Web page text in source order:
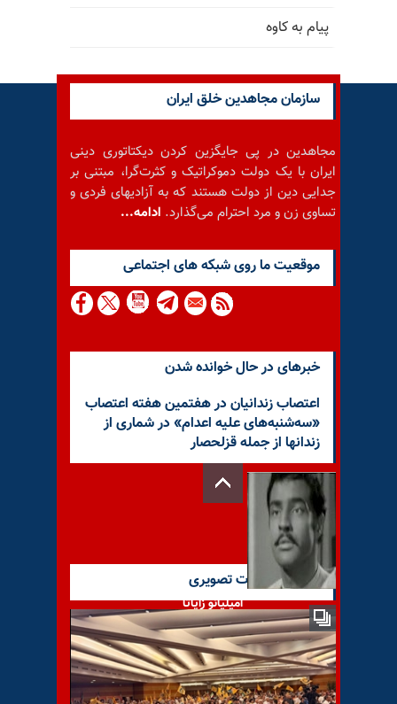
پیام به کاوه
سازمان مجاهدین خلق ایران
مجاهدین در پی جایگزین کردن دیکتاتوری دینی
ایران با یک دولت دموکراتیک و کثرت‌گرا، مبتنی بر
جدایی دین از دولت هستند که به آزادیهای فردی و
تساوی زن و مرد احترام می‌گذارد. ادامه...
موقعيت ما روى شبكه هاى اجتماعى
خبرهای در حال خوانده شدن
اعتصاب زندانیان در هفتمین هفته اعتصاب
«سه‌شنبه‌های علیه اعدام» در شماری از
زندانها از جمله قزلحصار
امیلیانو زاپاتا
آخرین گزارشات تصویری